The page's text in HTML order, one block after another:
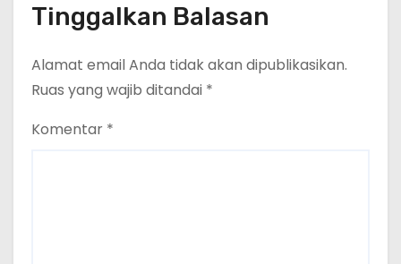
Tinggalkan Balasan
Alamat email Anda tidak akan dipublikasikan.
Ruas yang wajib ditandai *
Komentar *